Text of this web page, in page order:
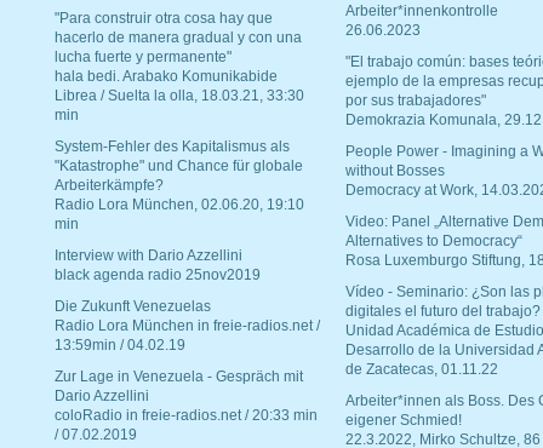
"Para construir otra cosa hay que
hacerlo de manera gradual y con una
lucha fuerte y permanente"
hala bedi. Arabako Komunikabide
Librea / Suelta la olla, 18.03.21, 33:30
min
System-Fehler des Kapitalismus als
"Katastrophe" und Chance für globale
Arbeiterkämpfe?
Radio Lora München, 02.06.20, 19:10
min
Interview with Dario Azzellini
black agenda radio 25nov2019
Die Zukunft Venezuelas
Radio Lora München in freie-radios.net /
13:59min / 04.02.19
Zur Lage in Venezuela - Gespräch mit
Dario Azzellini
coloRadio in freie-radios.net / 20:33 min
/ 07.02.2019
Arbeiter*innenkontrolle
26.06.2023
"El trabajo común: bases
ejemplo de la empresas
por sus trabajadores"
Demokrazia Komunala,
People Power - Imagining a
without Bosses
Democracy at Work,
Video: Panel „Alternative
Alternatives to Democracy“
Rosa Luxemburgo Stiftung,
Vídeo - Seminario: ¿Son las
digitales el futuro del trabajo?
Unidad Académica de
Desarrollo de la Universidad
de Zacatecas, 01.11.22
Arbeiter*innen als Boss. Des
eigener Schmied!
22.3.2022, Mirko Schultze, 86